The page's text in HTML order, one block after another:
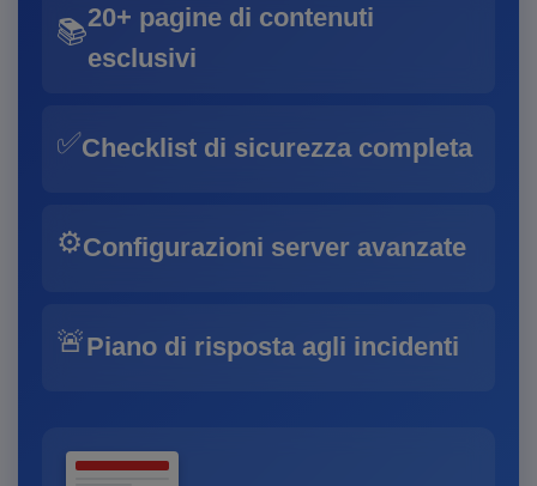
📚20+ pagine di contenuti
esclusivi
✅Checklist di sicurezza completa
⚙️Configurazioni server avanzate
🚨Piano di risposta agli incidenti